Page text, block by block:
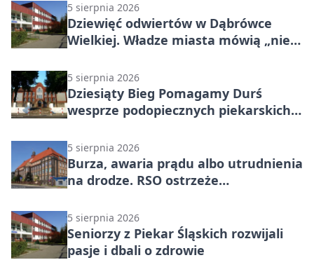
5 sierpnia 2026
Dziewięć odwiertów w Dąbrówce
Wielkiej. Władze miasta mówią „nie”
5 sierpnia 2026
Dziesiąty Bieg Pomagamy Durś
wesprze podopiecznych piekarskich
5 sierpnia 2026
Burza, awaria prądu albo utrudnienia
na drodze. RSO ostrzeże
5 sierpnia 2026
Seniorzy z Piekar Śląskich rozwijali
pasje i dbali o zdrowie